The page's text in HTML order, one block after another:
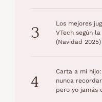
3
Los mejores
VTech según
(Navidad 2025)
4
Carta a mi
nunca
pero yo jamás